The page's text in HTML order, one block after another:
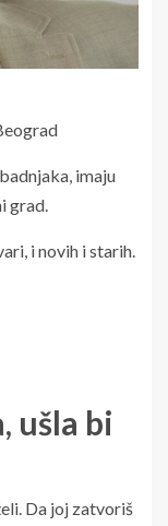
imaju
grad.
i novih i starih.
ušla bi
Da joj zatvoriš